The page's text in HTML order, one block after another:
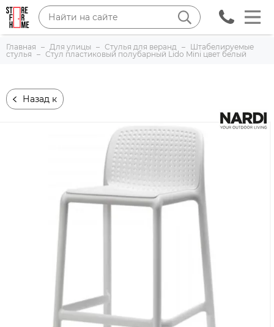
Главная Для улицы Стулья для веранд
Штабелируемые
стулья
Стул пластиковый полубарный Lido Mini цвет белый
Назад к